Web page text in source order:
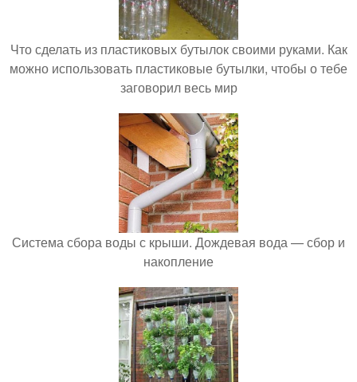
Что сделать из пластиковых бутылок своими руками. Как
можно использовать пластиковые бутылки, чтобы о тебе
заговорил весь мир
Система сбора воды с крыши. Дождевая вода — сбор и
накопление